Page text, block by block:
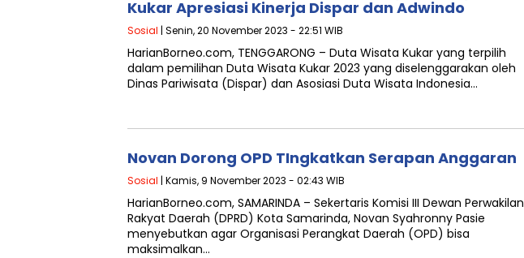
Kukar Apresiasi Kinerja Dispar dan Adwindo
Sosial | Senin, 20 November 2023 - 22:51 WIB
HarianBorneo.com, TENGGARONG – Duta Wisata Kukar yang terpilih
dalam pemilihan Duta Wisata Kukar 2023 yang diselenggarakan oleh
Dinas Pariwisata (Dispar) dan Asosiasi Duta Wisata Indonesia…
Novan Dorong OPD TIngkatkan Serapan Anggaran
Sosial | Kamis, 9 November 2023 - 02:43 WIB
HarianBorneo.com, SAMARINDA – Sekertaris Komisi III Dewan Perwakilan
Rakyat Daerah (DPRD) Kota Samarinda, Novan Syahronny Pasie
menyebutkan agar Organisasi Perangkat Daerah (OPD) bisa
maksimalkan…